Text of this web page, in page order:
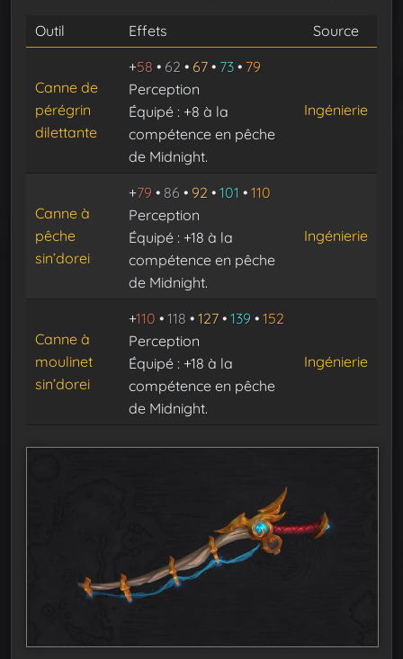
Outil Effets Source
Canne de
pérégrin
dilettante
+58 • 62 • 67 • 73 • 79
Perception
Équipé : +8 à la
compétence en pêche
de Midnight.
Ingénierie
Canne à
pêche
sin’dorei
+79 • 86 • 92 • 101 • 110
Perception
Équipé : +18 à la
compétence en pêche
de Midnight.
Ingénierie
Canne à
moulinet
sin’dorei
+110 • 118 • 127 • 139 • 152
Perception
Équipé : +18 à la
compétence en pêche
de Midnight.
Ingénierie